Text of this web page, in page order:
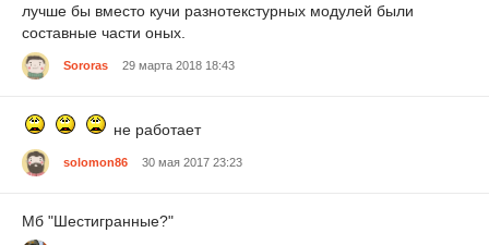
лучше бы вместо кучи разнотекстурных модулей были
составные части оных.
Sororas 29 марта 2018 18:43
не работает
solomon86 30 мая 2017 23:23
Мб "Шестигранные?"